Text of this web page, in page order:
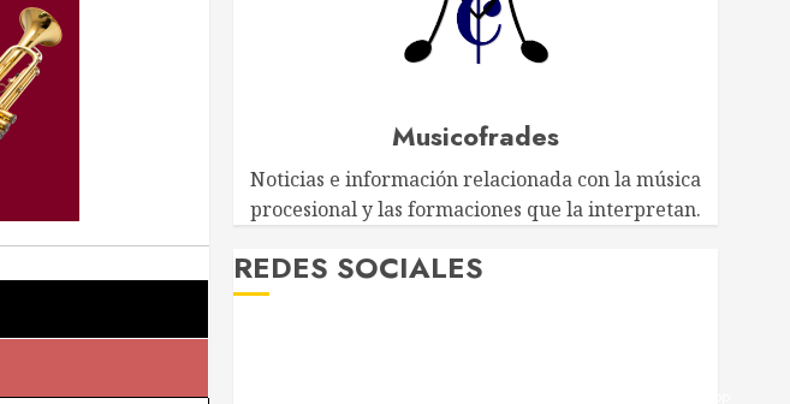
Musicofrades
Noticias e información relacionada con la música
procesional y las formaciones que la interpretan.
REDES SOCIALES